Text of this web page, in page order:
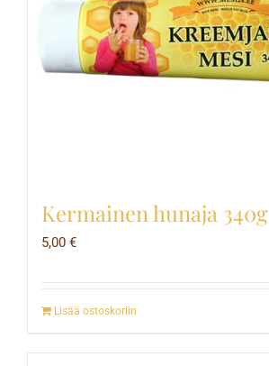
Kermainen hunaja 340g
5,00 €
Lisää ostoskoriin